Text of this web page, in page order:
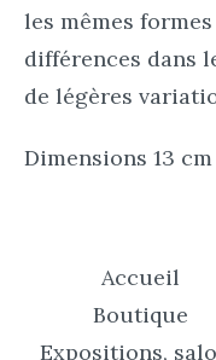
les mêmes
différences dans
de légères
Dimensions 13
Accueil
Boutique
Expositions,